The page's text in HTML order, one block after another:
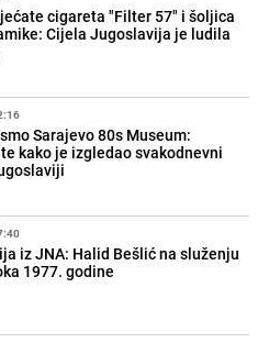
cigareta "Filter 57" i šoljica
Cijela Jugoslavija je ludila
Sarajevo 80s Museum:
kako je izgledao svakodnevni
iz JNA: Halid Bešlić na služenju
1977. godine